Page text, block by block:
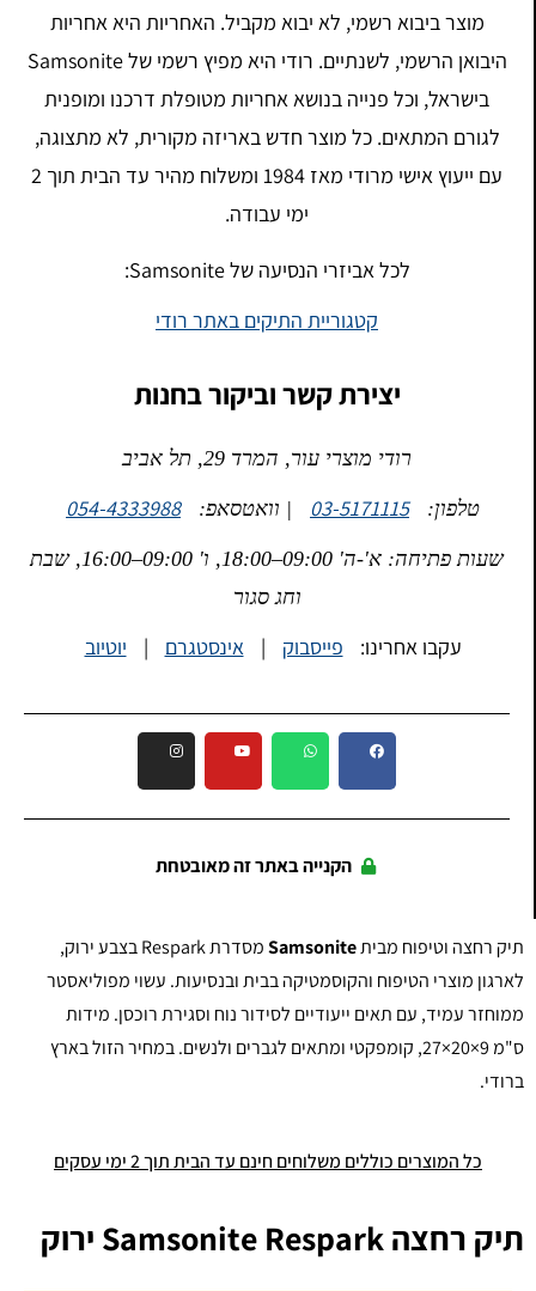
מוצר ביבוא רשמי, לא יבוא מקביל. האחריות היא אחריות
היבואן הרשמי, לשנתיים. רודי היא מפיץ רשמי של Samsonite
בישראל, וכל פנייה בנושא אחריות מטופלת דרכנו ומופנית
לגורם המתאים. כל מוצר חדש באריזה מקורית, לא מתצוגה,
עם ייעוץ אישי מרודי מאז 1984 ומשלוח מהיר עד הבית תוך 2
ימי עבודה.
לכל אביזרי הנסיעה של Samsonite:
קטגוריית התיקים באתר רודי
יצירת קשר וביקור בחנות
רודי מוצרי עור, המרד 29, תל אביב
טלפון: 03-5171115 | וואטסאפ: 054-4333988
שעות פתיחה: א'-ה' 09:00–18:00, ו' 09:00–16:00, שבת
וחג סגור
עקבו אחרינו: פייסבוק | אינסטגרם | יוטיוב
הקנייה באתר זה מאובטחת
תיק רחצה וטיפוח מביתSamsonite
מסדרת Respark בצבע ירוק,
לארגון מוצרי הטיפוח והקוסמטיקה בבית ובנסיעות. עשוי מפוליאסטר
ממוחזר עמיד, עם תאים ייעודיים לסידור נוח וסגירת רוכסן. מידות
27×20×9 ס"מ
, קומפקטי ומתאים לגברים ולנשים. במחיר הזול בארץ
ברודי.
כל המוצרים כוללים משלוחים חינם עד הבית תוך 2 ימי עסקים
תיק רחצה Samsonite Respark ירוק